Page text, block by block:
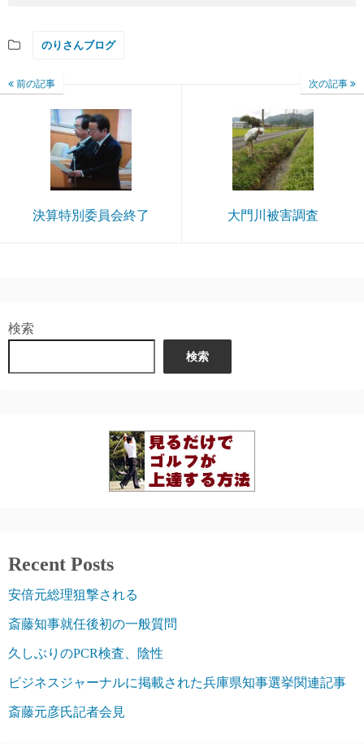
のりさんブログ
前の記事
決算特別委員会終了
次の記事
大門川被害調査
検索
検索
Recent Posts
安倍元総理狙撃される
斎藤知事就任後初の一般質問
久しぶりのPCR検査、陰性
ビジネスジャーナルに掲載された兵庫県知事選挙関連記事
斎藤元彦氏記者会見